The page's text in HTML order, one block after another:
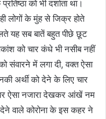
को भी दर्शाता था।
लोगों के मुंह से जिक्र होते
यह सब बातें बहुत पीछे छूट
को चार कंधे भी नसीब नहीं
संवारने में लगा दी, वक्त ऐसा
अर्थी को देने के लिए चार
ऐसा नजारा देखकर आंखें नम
वाले कोरोना के इस कहर ने